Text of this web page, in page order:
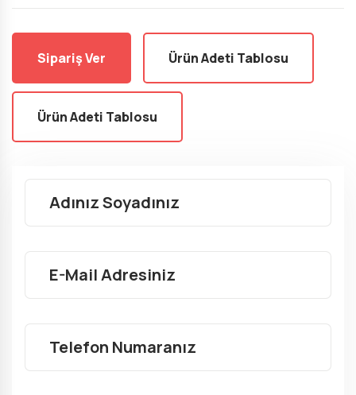
Sipariş Ver Ürün Adeti Tablosu
Ürün Adeti Tablosu